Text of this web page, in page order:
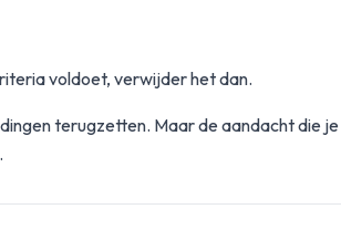
voldoet, verwijder het dan.
terugzetten. Maar de aandacht die